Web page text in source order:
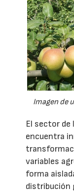
Imagen de
El sector de
encuentra
variables
forma
distribución